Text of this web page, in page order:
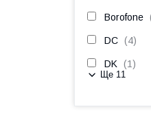
Borofone
DC 4
DK 1
Ще 11